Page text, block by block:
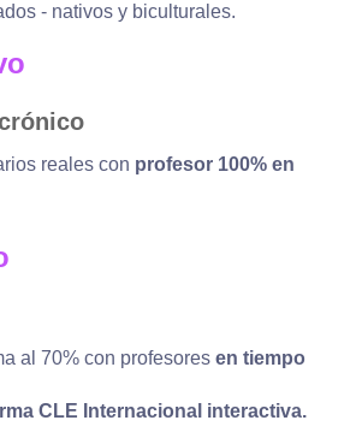
- nativos y biculturales.
reales con profesor 100% en
al 70% con profesores en tiempo
CLE Internacional interactiva.